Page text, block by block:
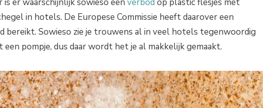
in hotels. De Europese Commissie heeft daarover een
bereikt. Sowieso zie je trouwens al in veel hotels tegenwoordig
pompje, dus daar wordt het je al makkelijk gemaakt.